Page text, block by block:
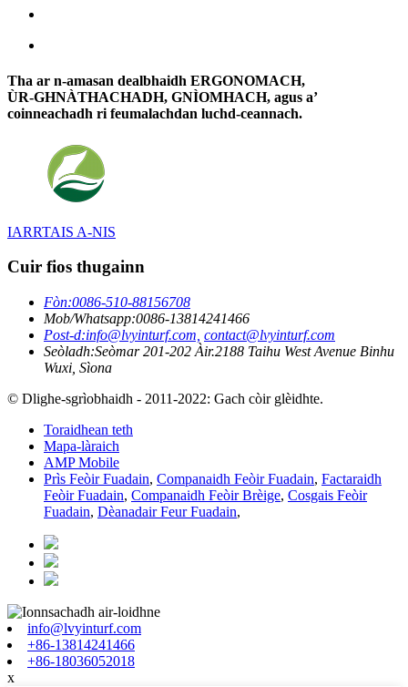
Tha ar n-amasan dealbhaidh ERGONOMACH,
ÙR-GHNÀTHACHADH, GNÌOMHACH, agus a’
coinneachadh ri feumalachdan luchd-ceannach.
IARRTAIS A-NIS
Cuir fios thugainn
Fòn:0086-510-88156708
Mob/Whatsapp:0086-13814241466
Post-d:info@lvyinturf.com, contact@lvyinturf.com
Seòladh:Seòmar 201-202 Àir.2188 Taihu West Avenue Binhu
Wuxi, Sìona
© Dlighe-sgrìobhaidh - 2011-2022: Gach còir glèidhte.
Toraidhean teth
Mapa-làraich
AMP Mobile
Prìs Feòir Fuadain, Companaidh Feòir Fuadain, Factaraidh
Feòir Fuadain, Companaidh Feòir Brèige, Cosgais Feòir
Fuadain, Dèanadair Feur Fuadain,
info@lvyinturf.com
+86-13814241466
+86-18036052018
x